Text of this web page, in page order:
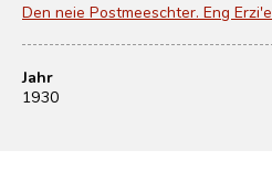
Den neie Postmeeschter. Eng
Jahr
1930